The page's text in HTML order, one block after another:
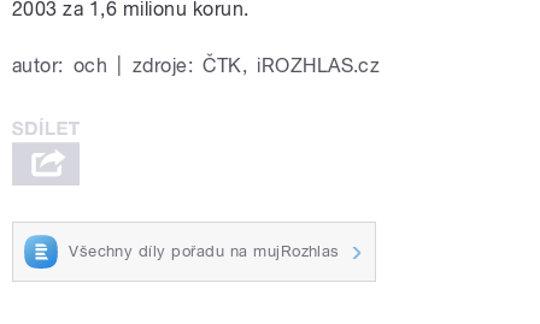
2003 za 1,6 milionu korun.
autor: och zdroje: ČTK, iROZHLAS.cz
Všechny díly pořadu na mujRozhlas